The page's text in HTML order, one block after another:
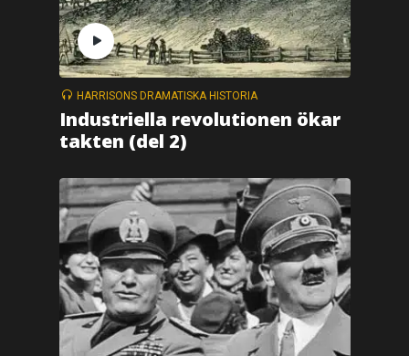
HARRISONS DRAMATISKA HISTORIA
Industriella revolutionen ökar
takten (del 2)